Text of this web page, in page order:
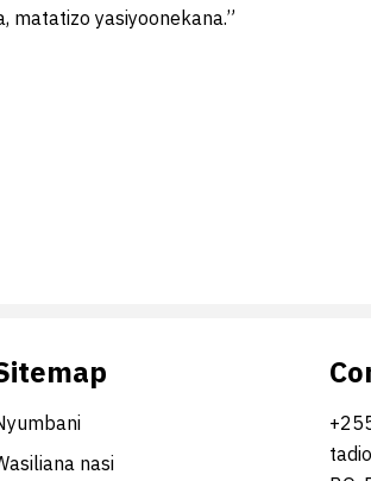
matatizo yasiyoonekana.”
nasi